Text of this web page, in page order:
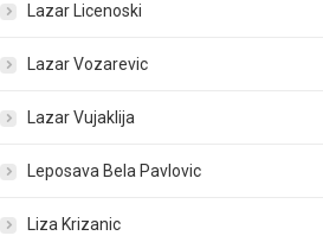
Lazar Licenoski
Lazar Vozarevic
Lazar Vujaklija
Leposava Bela Pavlovic
Liza Krizanic